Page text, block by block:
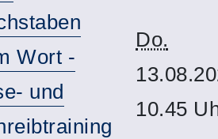
Wort -
und
Do.
10.45